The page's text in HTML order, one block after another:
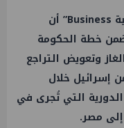
وأوضح المصدر، حسب ما نقلته ”العربية Business” أن
ضمن خطة الحكومة
وتعويض التراجع
إسرائيل خلال
الدورية التي تُجرى في
مصر.